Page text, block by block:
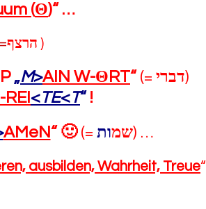
(Θ)“ …
הרצף )
„M>AIN W-Θ RT“ (= דברי)
<TE<T“ !
AMeN“ 🙂 (= שמות ) …
ausbilden, Wahrheit, Treue“